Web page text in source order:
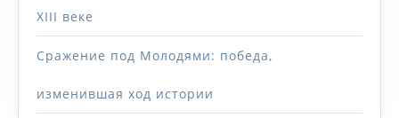
XIII веке
Сражение под Молодями: победа,
изменившая ход истории